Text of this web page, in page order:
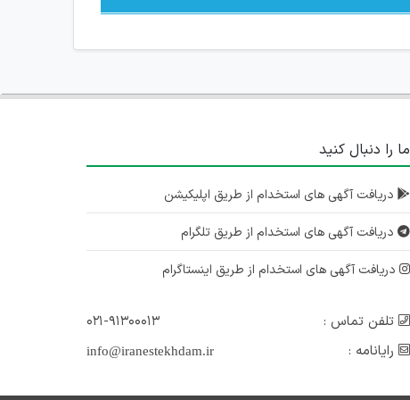
ما را دنبال کنید
دریافت آگهی های استخدام از طریق اپلیکیشن
دریافت آگهی های استخدام از طریق تلگرام
دریافت آگهی های استخدام از طریق اینستاگرام
تلفن تماس :
۰۲۱-۹۱۳۰۰۰۱۳
رایانامه :
info@iranestekhdam.ir